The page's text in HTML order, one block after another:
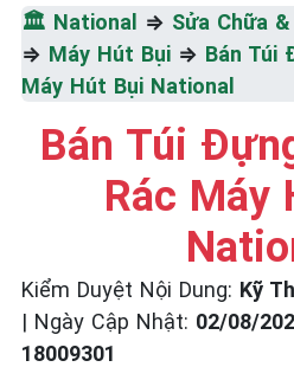
Tốc Độ Tối Đa • Chất
Thiểu
🏛️ National ⇒ Sửa Chữa
⇒ Máy Hút Bụi ⇒ Bán Túi
Máy Hút Bụi National
Bán Túi
Rác Máy
Kiểm Duyệt Nội Dung: Kỹ
| Ngày Cập Nhật: 02/08/
18009301